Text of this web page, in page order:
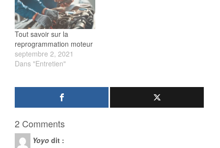
Tout savoir sur la
reprogrammation moteur
septembre 2, 2021
Dans "Entretien"
2 Comments
Yoyo dit :